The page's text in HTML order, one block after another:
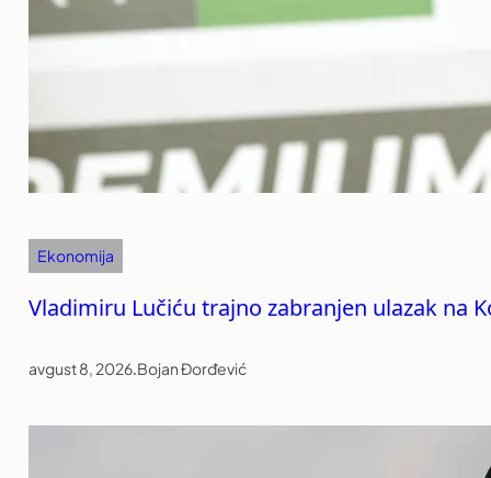
Ekonomija
Vladimiru Lučiću trajno zabranjen ulazak na
avgust 8, 2026.Bojan Đorđević